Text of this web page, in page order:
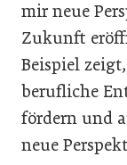
mir neue
Zukunft
Beispiel
berufliche
fördern und
neue